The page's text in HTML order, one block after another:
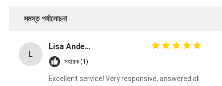
সমস্ত পর্যালোচনা
L
Lisa Anderson
সহায়ক (1)
Excellent service! Very responsive, answered all